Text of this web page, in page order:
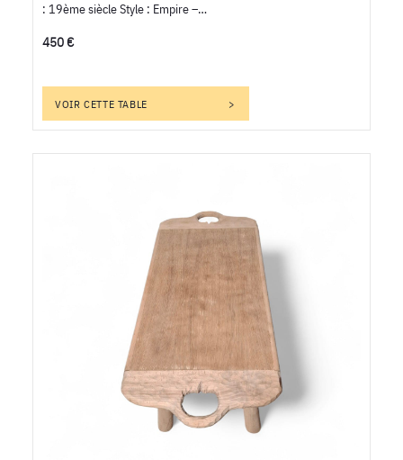
: 19ème siècle Style : Empire –…
450 €
VOIR CETTE TABLE